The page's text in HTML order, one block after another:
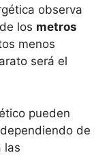
observa
los metros
menos
será el
pueden
de
las